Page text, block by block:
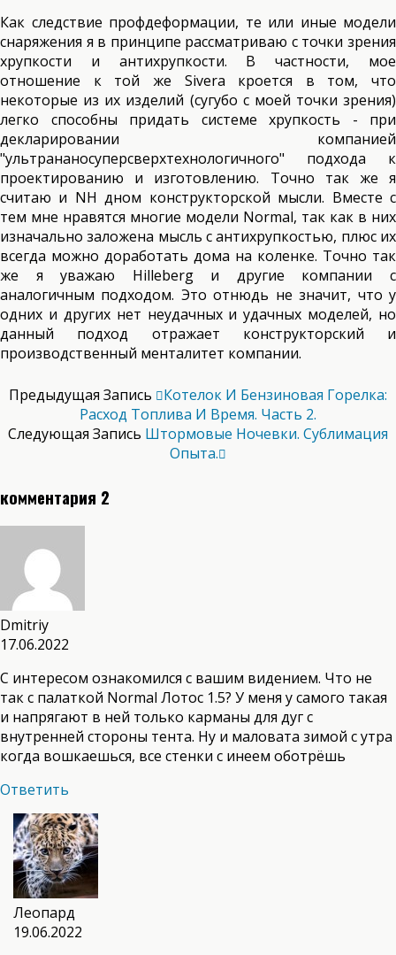
Как следствие профдеформации, те или иные модели
снаряжения я в принципе рассматриваю с точки зрения
хрупкости и антихрупкости. В частности, мое
отношение к той же Sivera кроется в том, что
некоторые из их изделий (сугубо с моей точки зрения)
легко способны придать системе хрупкость - при
декларировании компанией
"ультрананосуперсверхтехнологичного" подхода к
проектированию и изготовлению. Точно так же я
считаю и NH дном конструкторской мысли. Вместе с
тем мне нравятся многие модели Normal, так как в них
изначально заложена мысль с антихрупкостью, плюс их
всегда можно доработать дома на коленке. Точно так
же я уважаю Hilleberg и другие компании с
аналогичным подходом. Это отнюдь не значит, что у
одних и других нет неудачных и удачных моделей, но
данный подход отражает конструкторский и
производственный менталитет компании.
Предыдущая Запись
Котелок И Бензиновая Горелка:
Расход Топлива И Время. Часть 2.
Следующая Запись Штормовые Ночевки. Сублимация
Опыта.
комментария 2
Dmitriy
17.06.2022
С интересом ознакомился с вашим видением. Что не
так с палаткой Normal Лотос 1.5? У меня у самого такая
и напрягают в ней только карманы для дуг с
внутренней стороны тента. Ну и маловата зимой с утра
когда вошкаешься, все стенки с инеем оботрёшь
Ответить
Леопард
19.06.2022